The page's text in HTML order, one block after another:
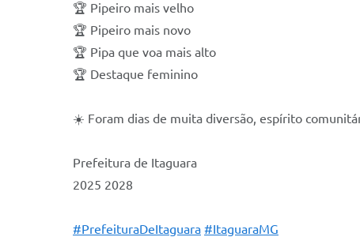
🏆 Pipeiro mais velho
🏆 Pipeiro mais novo
🏆 Pipa que voa mais alto
🏆 Destaque feminino
☀️ Foram dias de muita diversão, espírito
Prefeitura de Itaguara
2025 2028
#PrefeituraDeItaguara #ItaguaraMG